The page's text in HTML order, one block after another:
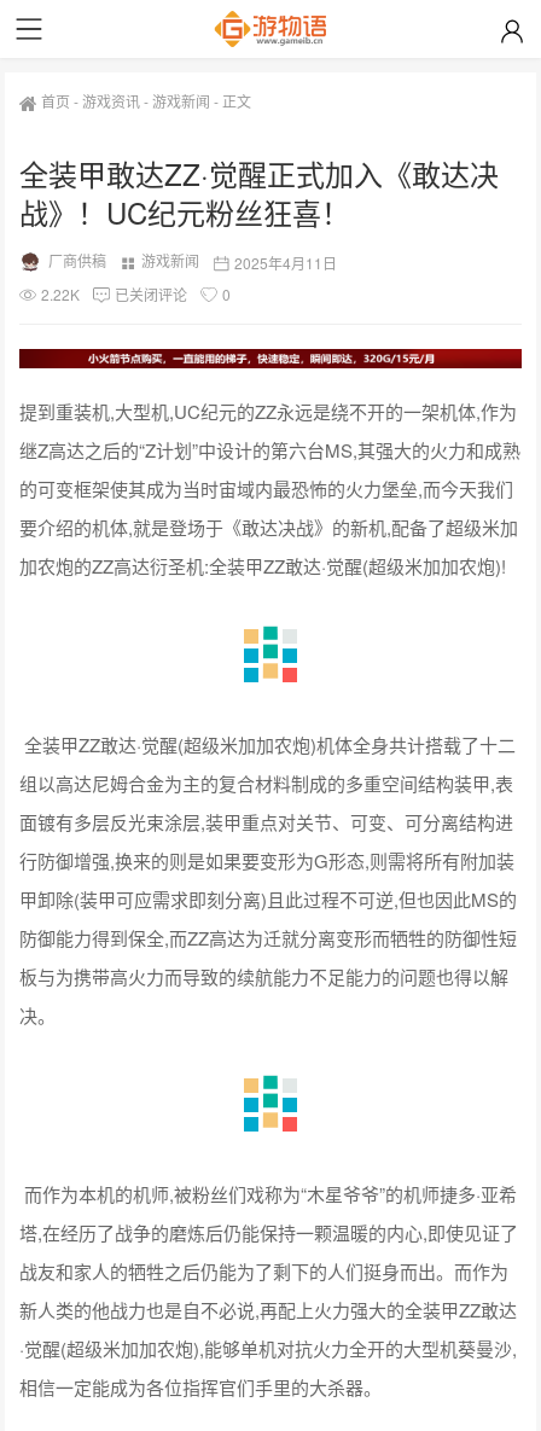
首页 -游戏资讯-游戏新闻 - 正文
全装甲敢达ZZ·觉醒正式加入《敢达决
战》！UC纪元粉丝狂喜！
厂商供稿 游戏新闻
2025年4月11日
2.22K
已关闭评论 0
提到重装机,大型机,UC纪元的ZZ永远是绕不开的一架机体,作为
继Z高达之后的“Z计划”中设计的第六台MS,其强大的火力和成熟
的可变框架使其成为当时宙域内最恐怖的火力堡垒,而今天我们
要介绍的机体,就是登场于《敢达决战》的新机,配备了超级米加
加农炮的ZZ高达衍圣机:全装甲ZZ敢达·觉醒(超级米加加农炮)!
全装甲ZZ敢达·觉醒(超级米加加农炮)机体全身共计搭载了十二
组以高达尼姆合金为主的复合材料制成的多重空间结构装甲,表
面镀有多层反光束涂层,装甲重点对关节、可变、可分离结构进
行防御增强,换来的则是如果要变形为G形态,则需将所有附加装
甲卸除(装甲可应需求即刻分离)且此过程不可逆,但也因此MS的
防御能力得到保全,而ZZ高达为迁就分离变形而牺牲的防御性短
板与为携带高火力而导致的续航能力不足能力的问题也得以解
决。
而作为本机的机师,被粉丝们戏称为“木星爷爷”的机师捷多·亚希
塔,在经历了战争的磨炼后仍能保持一颗温暖的内心,即使见证了
战友和家人的牺牲之后仍能为了剩下的人们挺身而出。而作为
新人类的他战力也是自不必说,再配上火力强大的全装甲ZZ敢达
·觉醒(超级米加加农炮),能够单机对抗火力全开的大型机葵曼沙,
相信一定能成为各位指挥官们手里的大杀器。